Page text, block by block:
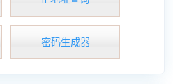
密码生成器